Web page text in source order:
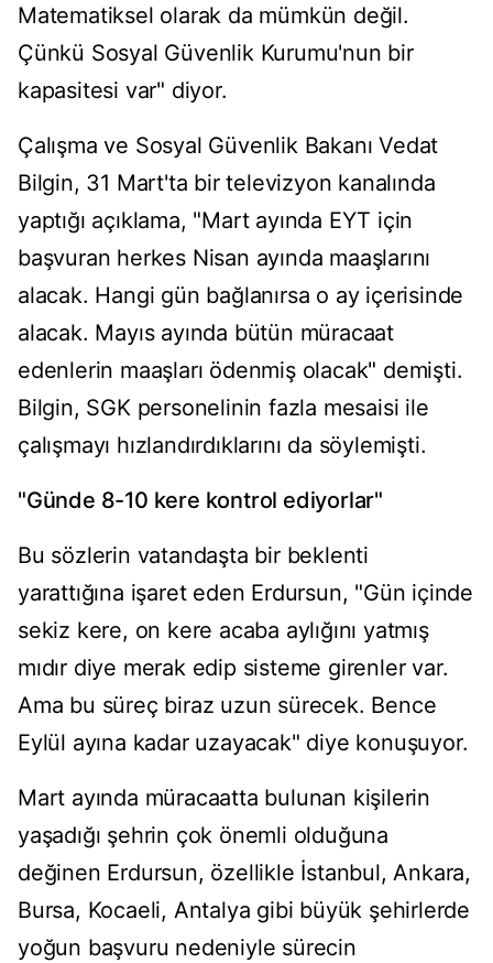
Matematiksel olarak da mümkün değil.
Çünkü Sosyal Güvenlik Kurumu'nun bir
kapasitesi var" diyor.
Çalışma ve Sosyal Güvenlik Bakanı Vedat
Bilgin, 31 Mart'ta bir televizyon kanalında
yaptığı açıklama, "Mart ayında EYT için
başvuran herkes Nisan ayında maaşlarını
alacak. Hangi gün bağlanırsa o ay içerisinde
alacak. Mayıs ayında bütün müracaat
edenlerin maaşları ödenmiş olacak" demişti.
Bilgin, SGK personelinin fazla mesaisi ile
çalışmayı hızlandırdıklarını da söylemişti.
"Günde 8-10 kere kontrol ediyorlar"
Bu sözlerin vatandaşta bir beklenti
yarattığına işaret eden Erdursun, "Gün içinde
sekiz kere, on kere acaba aylığını yatmış
mıdır diye merak edip sisteme girenler var.
Ama bu süreç biraz uzun sürecek. Bence
Eylül ayına kadar uzayacak" diye konuşuyor.
Mart ayında müracaatta bulunan kişilerin
yaşadığı şehrin çok önemli olduğuna
değinen Erdursun, özellikle İstanbul, Ankara,
Bursa, Kocaeli, Antalya gibi büyük şehirlerde
yoğun başvuru nedeniyle sürecin